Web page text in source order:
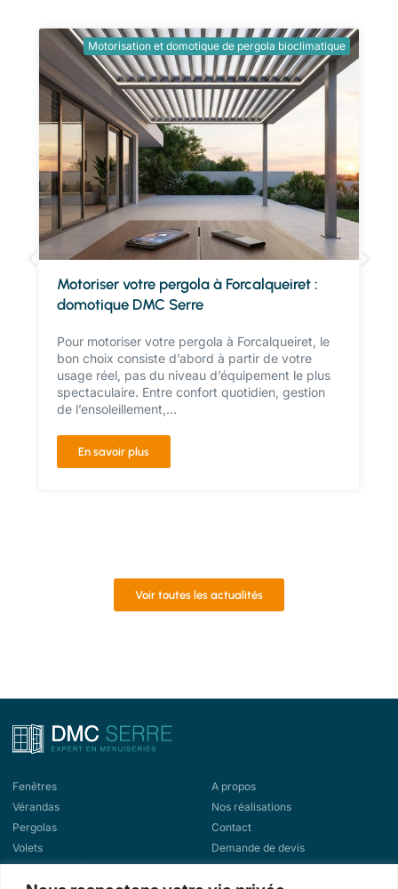
Motorisation et domotique de pergola bioclimatique
Motoriser votre pergola à Forcalqueiret :
domotique DMC Serre
Pour motoriser votre pergola à Forcalqueiret, le
bon choix consiste d’abord à partir de votre
usage réel, pas du niveau d’équipement le plus
spectaculaire. Entre confort quotidien, gestion
de l’ensoleillement,...
En savoir plus
Voir toutes les actualités
Fenêtres
Vérandas
Pergolas
Volets
Portes d'entrée
A propos
Nos réalisations
Contact
Demande de devis
Demande de rappel